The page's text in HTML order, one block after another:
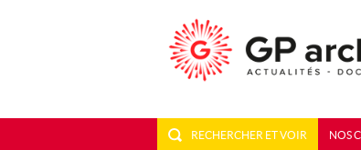
RECHERCHER ET VOIR NOS